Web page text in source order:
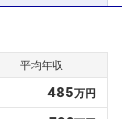
平均年収
485万円